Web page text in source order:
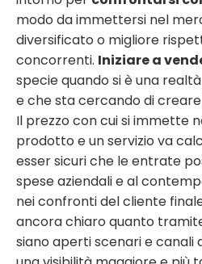
modo da immettersi nel
diversificato o migliore
concorrenti. Iniziare a
specie quando si è una
e che sta cercando di
Il prezzo con cui si immette
prodotto e un servizio va
esser sicuri che le entrate
spese aziendali e al
nei confronti del cliente
ancora chiaro quanto
siano aperti scenari e canali